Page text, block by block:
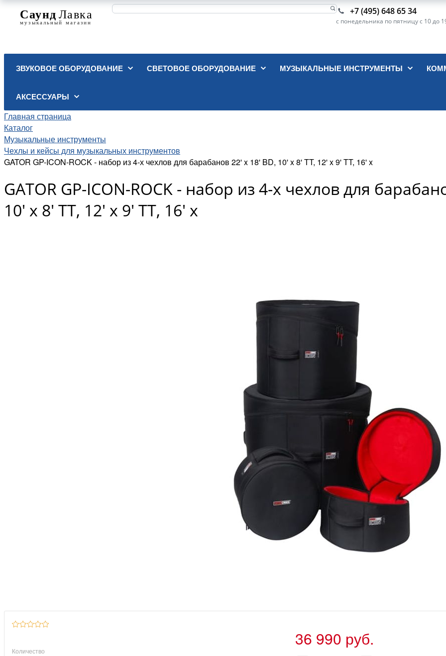
+7 (495) 648 65 34
с понедельника по пятницу с 10 до
ЗВУКОВОЕ ОБОРУДОВАНИЕ СВЕТОВОЕ ОБОРУДОВАНИЕ МУЗЫКАЛЬНЫЕ ИНСТРУМЕНТЫ
АКСЕССУАРЫ
Главная страница
Каталог
Музыкальные инструменты
Чехлы и кейсы для музыкальных инструментов
GATOR GP-ICON-ROCK - набор из 4-х чехлов для барабанов 22' x 18' BD, 10' x 8' TT, 12' x 9' TT, 16' x
GATOR GP-ICON-ROCK - набор из 4-х чехлов для
10' x 8' TT, 12' x 9' TT, 16' x
36 990 руб.
Количество